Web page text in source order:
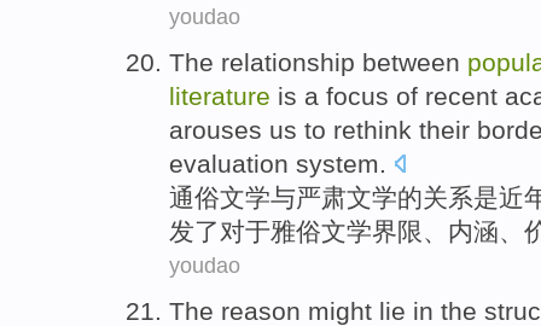
youdao
The relationship between
literature is a focus of recent
arouses us to rethink their
evaluation system.
通俗文学与严肃文学的关系是近
发了对于雅俗文学界限、 内涵、
youdao
The reason might lie in the